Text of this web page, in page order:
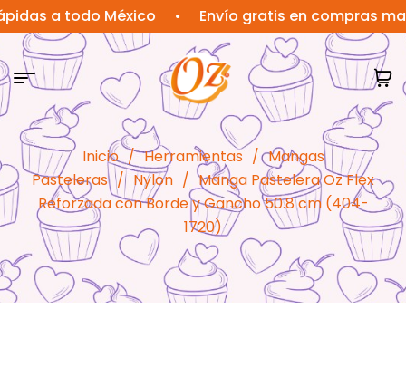
a todo México • Envío gratis en compras mayores
Inicio / Herramientas / Mangas
Pasteleras / Nylon / Manga Pastelera Oz Flex
Reforzada con Borde y Gancho 50.8 cm (404-
1720)